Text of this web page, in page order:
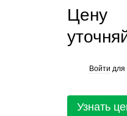
Цену
Войти для
Узнать